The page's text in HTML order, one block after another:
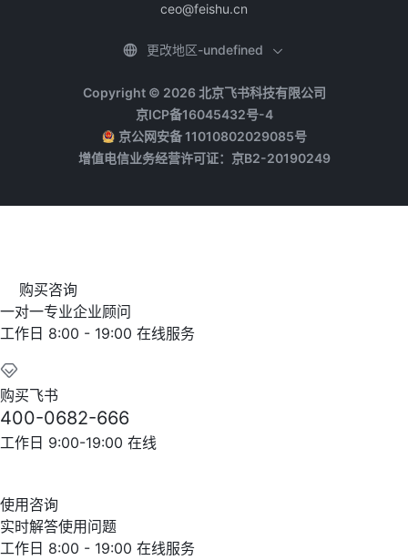
ceo@feishu.cn
Copyright © 2026 北京飞书科技有限公司
京ICP备16045432号-4
京公网安备 11010802029085号
增值电信业务经营许可证：京B2-20190249
更改地区-undefined
购买咨询
一对一专业企业顾问
工作日 8:00 - 19:00 在线服务
购买飞书
400-0682-666
工作日 9:00-19:00 在线
使用咨询
实时解答使用问题
工作日 8:00 - 19:00 在线服务